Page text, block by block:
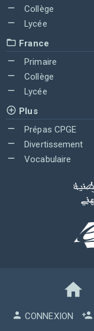
Collège
Lycée
France
Primaire
Collège
Lycée
Plus
Prépas CPGE
Divertissement
Vocabulaire
CONNEXION